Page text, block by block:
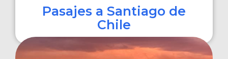
Pasajes a Santiago de
Chile